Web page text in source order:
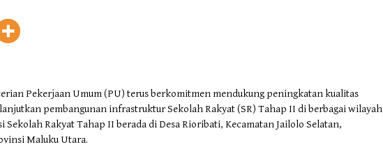
Pekerjaan Umum (PU) terus berkomitmen mendukung peningkatan kualitas
pembangunan infrastruktur Sekolah Rakyat (SR) Tahap II di berbagai wilayah
Sekolah Rakyat Tahap II berada di Desa Rioribati, Kecamatan Jailolo Selatan,
Maluku Utara.